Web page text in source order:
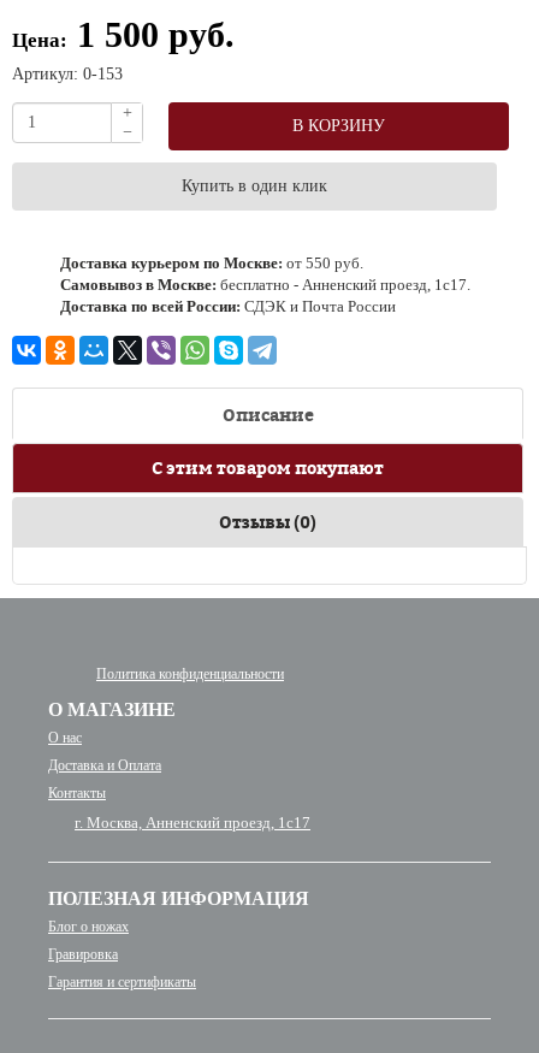
Цена: 1 500 руб.
Артикул: 0-153
+
−
В КОРЗИНУ
Купить в один клик
Доставка курьером по Москве: от 550 руб.
Самовывоз в Москве: бесплатно - Анненский проезд, 1с17.
Доставка по всей России: СДЭК и Почта России
Описание
С этим товаром покупают
Отзывы (0)
Политика конфиденциальности
О МАГАЗИНЕ
О нас
Доставка и Оплата
Контакты
г. Москва, Анненский проезд, 1с17
ПОЛЕЗНАЯ ИНФОРМАЦИЯ
Блог о ножах
Гравировка
Гарантия и сертификаты